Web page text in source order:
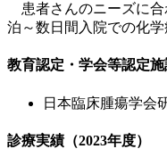
患者さんのニーズに合
泊～数日間入院での化
教育認定・学会等認定施
日本臨床腫瘍学会
診療実績（2023年度）